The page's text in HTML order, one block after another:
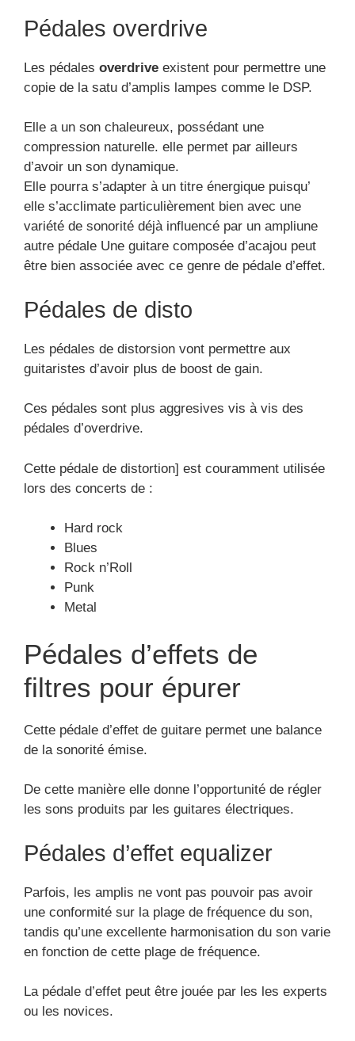
Pédales overdrive
Les pédales overdrive existent pour permettre une
copie de la satu d’amplis lampes comme le DSP.
Elle a un son chaleureux, possédant une
compression naturelle. elle permet par ailleurs
d’avoir un son dynamique.
Elle pourra s’adapter à un titre énergique puisqu’
elle s’acclimate particulièrement bien avec une
variété de sonorité déjà influencé par un ampliune
autre pédale Une guitare composée d’acajou peut
être bien associée avec ce genre de pédale d’effet.
Pédales de disto
Les pédales de distorsion vont permettre aux
guitaristes d’avoir plus de boost de gain.
Ces pédales sont plus aggresives vis à vis des
pédales d’overdrive.
Cette pédale de distortion] est couramment utilisée
lors des concerts de :
Hard rock
Blues
Rock n’Roll
Punk
Metal
Pédales d’effets de
filtres pour épurer
Cette pédale d’effet de guitare permet une balance
de la sonorité émise.
De cette manière elle donne l’opportunité de régler
les sons produits par les guitares électriques.
Pédales d’effet equalizer
Parfois, les amplis ne vont pas pouvoir pas avoir
une conformité sur la plage de fréquence du son,
tandis qu’une excellente harmonisation du son varie
en fonction de cette plage de fréquence.
La pédale d’effet peut être jouée par les les experts
ou les novices.